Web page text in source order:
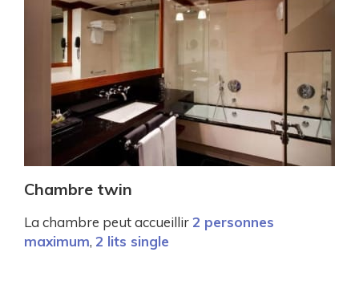
Chambre twin
La chambre peut accueillir2 personnes
maximum, 2 lits single